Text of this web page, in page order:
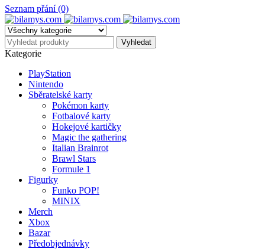
Seznam přání (0)
Kategorie
PlayStation
Nintendo
Sběratelské karty
Pokémon karty
Fotbalové karty
Hokejové kartičky
Magic the gathering
Italian Brainrot
Brawl Stars
Formule 1
Figurky
Funko POP!
MINIX
Merch
Xbox
Bazar
Předobjednávky